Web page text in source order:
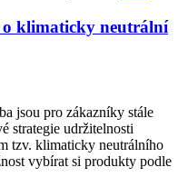
klimaticky neutrální
jsou pro zákazníky stále
strategie udržitelnosti
tzv. klimaticky neutrálního
vybírat si produkty podle